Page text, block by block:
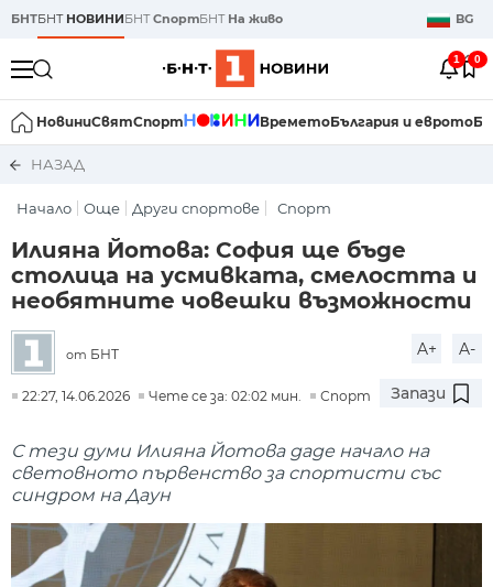
БНТБНТ НОВИНИБНТСпортБНТ На живо BG
1 0
НовиниСвятСпорт ВреметоБългария и еврото
НАЗАД
Начало Още Други спортове Спорт
Илияна Йотова: София ще бъде
столица на усмивката, смелостта и
необятните човешки възможности
от БНТ A+ A-
22:27, 14.06.2026 Чете се за: 02:02 мин. Спорт Запази
С тези думи Илияна Йотова даде начало на
световното първенство за спортисти със
синдром на Даун